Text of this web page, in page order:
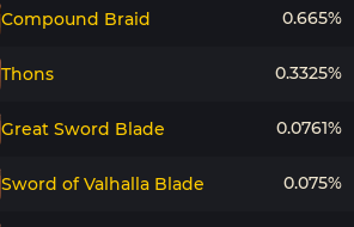
Compound Braid 0.665%
Thons 0.3325%
Great Sword Blade 0.0761%
Sword of Valhalla Blade 0.075%